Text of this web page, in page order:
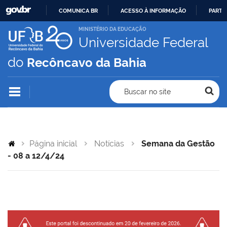
IR
PARA
CONTEÚDO
COMUNICA BR ACESSO À INFORMAÇÃO
MINISTÉRIO DA EDUCAÇÃO
Universidade Federal
do Recôncavo da Bahia
Buscar no site
Página inicial Notícias
Semana da Gestão
- 08 a 12/4/24